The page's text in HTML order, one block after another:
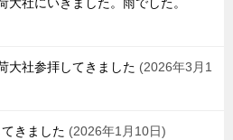
大社参拝してきました
2026年3月1
きました 2026年1月10日